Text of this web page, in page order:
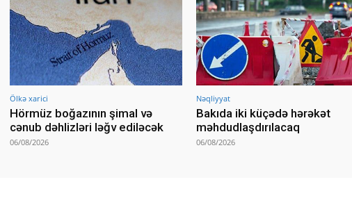
Ölkə xarici
Hörmüz boğazının şimal və
cənub dəhlizləri ləğv ediləcək
06/08/2026
Nəqliyyat
Bakıda iki küçədə hərəkət
məhdudlaşdırılacaq
06/08/2026